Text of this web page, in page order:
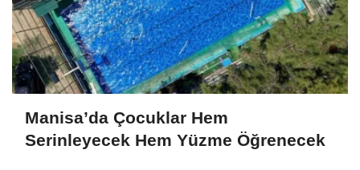
Manisa’da Çocuklar Hem
Serinleyecek Hem Yüzme Öğrenecek